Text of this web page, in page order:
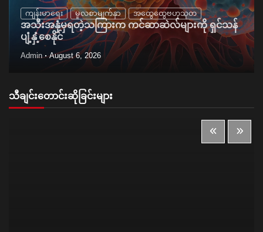
ကျန်းမာရေး မူလစာမျက်နှာ အထွေထွေဗဟုသုတ
အသီးအနှံမှရတဲ့သကြားက ကင်ဆာဆဲလ်များကို ရှင်သန်
ပျံ့နှံ့စေနိုင်
Admin August 6, 2026
သီချင်းတောင်းဆိုခြင်းများ